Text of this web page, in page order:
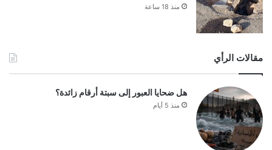
منذ 18 ساعة
مقالات الرأي
هل ضحايا العبور إلى سبتة أرقام زائدة؟
منذ 5 أيام